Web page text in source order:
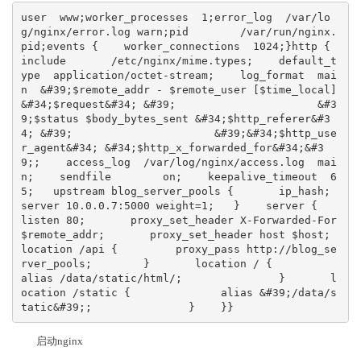
user  www;worker_processes  1;error_log  /var/lo
g/nginx/error.log warn;pid        /var/run/nginx.
pid;events {    worker_connections  1024;}http {
include       /etc/nginx/mime.types;    default_t
ype  application/octet-stream;    log_format  mai
n  &#39;$remote_addr - $remote_user [$time_local]
&#34;$request&#34; &#39;                      &#3
9;$status $body_bytes_sent &#34;$http_referer&#3
4; &#39;                      &#39;&#34;$http_use
r_agent&#34; &#34;$http_x_forwarded_for&#34;&#3
9;;    access_log  /var/log/nginx/access.log  mai
n;    sendfile        on;    keepalive_timeout  6
5;   upstream blog_server_pools {       ip_hash;
server 10.0.0.7:5000 weight=1;   }    server {
listen 80;       proxy_set_header X-Forwarded-For
$remote_addr;       proxy_set_header host $host;
location /api {         proxy_pass http://blog_se
rver_pools;        }       location / {
alias /data/static/html/;               }       l
ocation /static {              alias &#39;/data/s
tatic&#39;;               }    }}
启动nginx